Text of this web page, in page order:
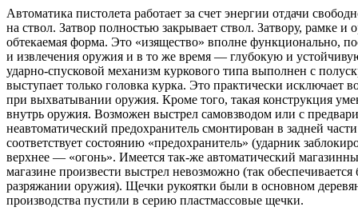
Автоматика пистолета работает за счет энергии отдачи
на ствол. Затвор полностью закрывает ствол. Затвору, рамке
обтекаемая форма. Это «изящество» вполне функционально,
и извлечения оружия и в то же время — глубокую и
ударно-спусковой механизм куркового типа выполнен с
выступает только головка курка. Это практически исключает
при выхватывании оружия. Кроме того, такая конструкция
внутрь оружия. Возможен выстрел самовзводом или с
неавтоматический предохранитель смонтирован в задней
соответствует состоянию «предохранитель» (ударник
верхнее — «огонь». Имеется так-же автоматический
магазине произвести выстрел невозможно (так обеспечивается
разряжании оружия). Щечки рукоятки были в основном
производства пустили в серию пластмассовые щечки.